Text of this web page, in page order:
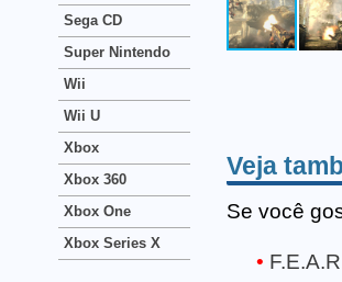
Veja
Se você
Sega CD
Super Nintendo
Wii
Wii U
Xbox
Xbox 360
Xbox One
Xbox Series X